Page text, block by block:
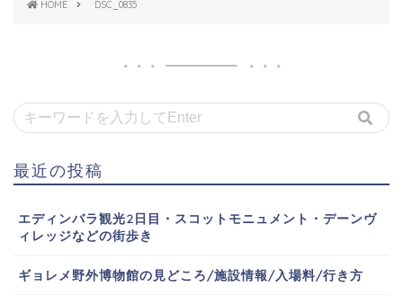
HOME DSC_0835
最近の投稿
エディンバラ観光2日目・スコットモニュメント・デーンヴ
ィレッジなどの街歩き
ギョレメ野外博物館の見どころ/施設情報/入場料/行き方